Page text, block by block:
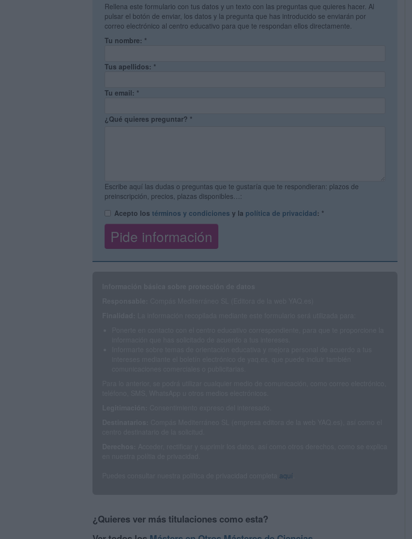
Rellena este formulario con tus datos y un texto con las preguntas que quieres hacer. Al
pulsar el botón de enviar, los datos y la pregunta que has introducido se enviarán por
correo electrónico al centro educativo para que te respondan ellos directamente.
Tu nombre: *
Tus apellidos: *
Tu email: *
¿Qué quieres preguntar? *
Escribe aquí las dudas o preguntas que te gustaría que te respondieran: plazos de
preinscripción, precios, plazas disponibles…:
Acepto los términos y condiciones y la política de privacidad: *
aquí
¿Quieres ver más titulaciones como esta?